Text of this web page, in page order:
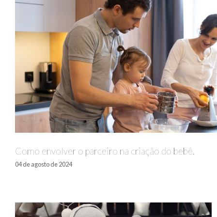
Como envolver o parceiro na criação do bebê.
04 de agosto de 2024